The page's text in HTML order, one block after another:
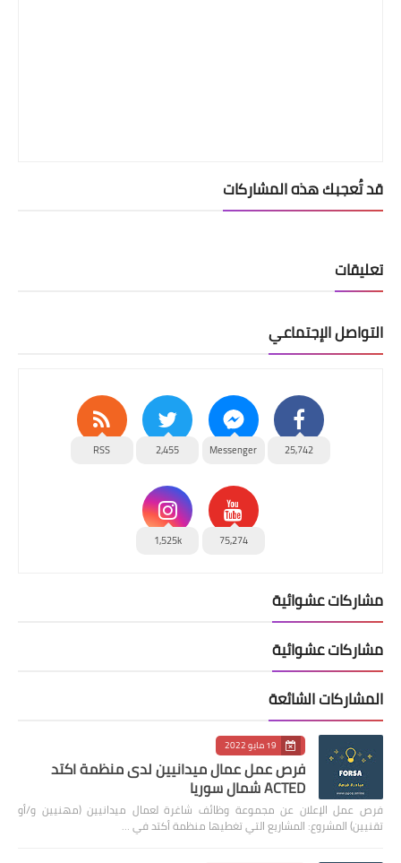
قد تُعجبك هذه المشاركات
تعليقات
التواصل الإجتماعي
25,742
Messenger
2,455
RSS
75,274
1,525k
مشاركات عشوائية
مشاركات عشوائية
المشاركات الشائعة
19 مايو 2022
فرص عمل عمال ميدانيين لدى منظمة اكتد
ACTED شمال سوريا
فرص عمل الإعلان عن مجموعة وظائف شاغرة لعمال ميدانيين (مهنيين و/أو
تقنيين) المشروع: المشاريع التي تغطيها منظمة أكتد في …